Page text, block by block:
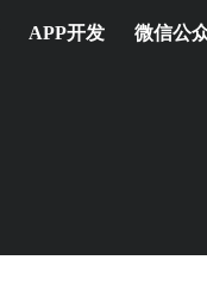
APP开发 微信公